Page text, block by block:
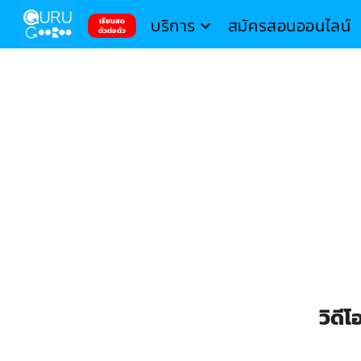
เรียนสด
ตัวต่อตัว
บริการ สมัครสอนออนไลน์
วิดีโ